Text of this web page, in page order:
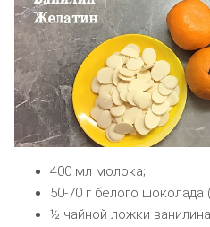
400 мл молока;
50-70 г белого
½ чайной ложки